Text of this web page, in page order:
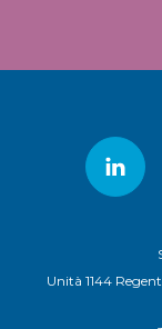
Unità 1144